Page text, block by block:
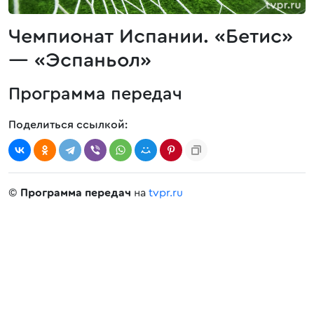
Чемпионат Испании. «Бетис»
— «Эспаньол»
Программа передач
Поделиться ссылкой:
© Программа передач на tvpr.ru